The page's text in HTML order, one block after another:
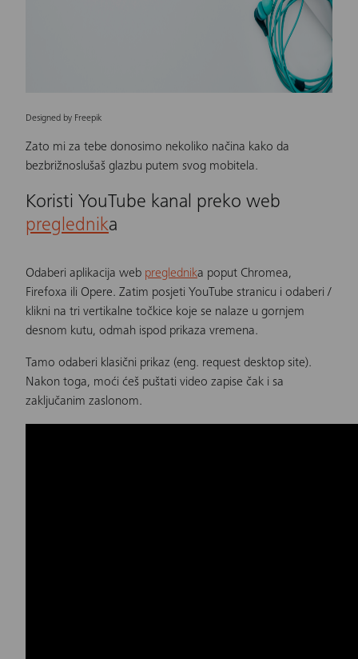
Designed by Freepik
Zato mi za tebe donosimo nekoliko načina kako da
bezbrižnoslušaš glazbu putem svog mobitela.
Koristi YouTube kanal preko web
preglednika
Odaberi aplikacija web preglednika poput Chromea,
Firefoxa ili Opere. Zatim posjeti YouTube stranicu i odaberi /
klikni na tri vertikalne točkice koje se nalaze u gornjem
desnom kutu, odmah ispod prikaza vremena.
Tamo odaberi klasični prikaz (eng. request desktop site).
Nakon toga, moći ćeš puštati video zapise čak i sa
zaključanim zaslonom.